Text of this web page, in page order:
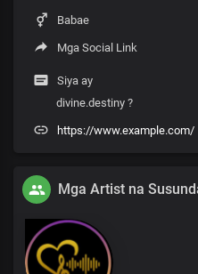
Babae
Mga Social Link
Siya ay
divine.destiny ?
https://www.example.com/
Mga Artist na